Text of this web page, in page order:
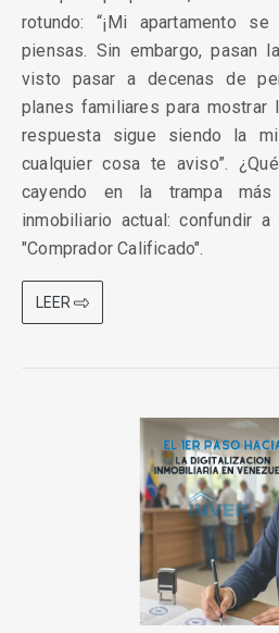
rotundo: “¡Mi apartamento
piensas. Sin embargo, pasan
visto pasar a decenas de
planes familiares para mostrar
respuesta sigue siendo la
cualquier cosa te aviso”.
cayendo en la trampa
inmobiliario actual: confundir
"Comprador Calificado".
LEER